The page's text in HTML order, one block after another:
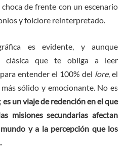
de frente con un escenario
y folclore reinterpretado.
es evidente, y aunque
clásica que te obliga a leer
entender el 100% del lore, el
sólido y emocionante. No es
es un viaje de redención en el que
misiones secundarias afectan
y a la percepción que los